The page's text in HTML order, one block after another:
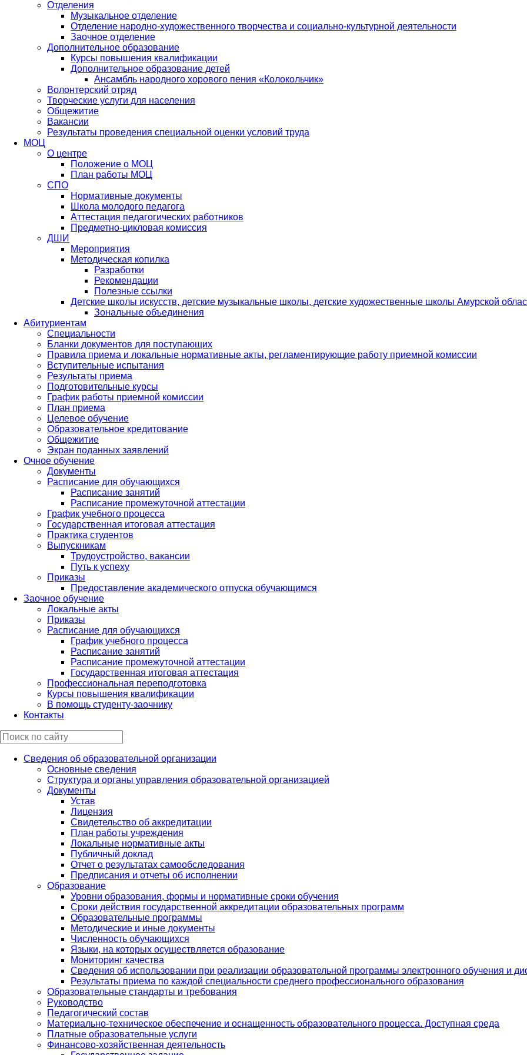
Отделения
Музыкальное отделение
Отделение народно-художественного творчества и социально-культурной деятельности
Заочное отделение
Дополнительное образование
Курсы повышения квалификации
Дополнительное образование детей
Ансамбль народного хорового пения «Колокольчик»
Волонтерский отряд
Творческие услуги для населения
Общежитие
Вакансии
Результаты проведения специальной оценки условий труда
МОЦ
О центре
Положение о МОЦ
План работы МОЦ
СПО
Нормативные документы
Школа молодого педагога
Аттестация педагогических работников
Предметно-цикловая комиссия
ДШИ
Мероприятия
Методическая копилка
Разработки
Рекомендации
Полезные ссылки
Детские школы искусств, детские музыкальные школы, детские художественные школы Амурской
Зональные объединения
Абитуриентам
Специальности
Бланки документов для поступающих
Правила приема и локальные нормативные акты, регламентирующие работу приемной комиссии
Вступительные испытания
Результаты приема
Подготовительные курсы
График работы приемной комиссии
План приема
Целевое обучение
Образовательное кредитование
Общежитие
Экран поданных заявлений
Очное обучение
Документы
Расписание для обучающихся
Расписание занятий
Расписание промежуточной аттестации
График учебного процесса
Государственная итоговая аттестация
Практика студентов
Выпускникам
Трудоустройство, вакансии
Путь к успеху
Приказы
Предоставление академического отпуска обучающимся
Заочное обучение
Локальные акты
Приказы
Расписание для обучающихся
График учебного процесса
Расписание занятий
Расписание промежуточной аттестации
Государственная итоговая аттестация
Профессиональная переподготовка
Курсы повышения квалификации
В помощь студенту-заочнику
Контакты
Сведения об образовательной организации
Основные сведения
Структура и органы управления образовательной организацией
Документы
Устав
Лицензия
Свидетельство об аккредитации
План работы учреждения
Локальные нормативные акты
Публичный доклад
Отчет о результатах самообследования
Предписания и отчеты об исполнении
Образование
Уровни образования, формы и нормативные сроки обучения
Сроки действия государственной аккредитации образовательных программ
Образовательные программы
Методические и иные документы
Численность обучающихся
Языки, на которых осуществляется образование
Мониторинг качества
Сведения об использовании при реализации образовательной программы электронного обучения и
Результаты приема по каждой специальности среднего профессионального образования
Образовательные стандарты и требования
Руководство
Педагогический состав
Материально-техническое обеспечение и оснащенность образовательного процесса. Доступная среда
Платные образовательные услуги
Финансово-хозяйственная деятельность